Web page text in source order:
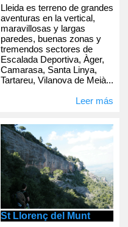
Lleida es terreno de grandes
aventuras en la vertical,
maravillosas y largas
paredes, buenas zonas y
tremendos sectores de
Escalada Deportiva, Àger,
Camarasa, Santa Linya,
Tartareu, Vilanova de Meià...
Leer más
St Llorenç del Munt